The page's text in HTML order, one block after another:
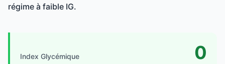
régime à faible IG.
Index Glycémique 0